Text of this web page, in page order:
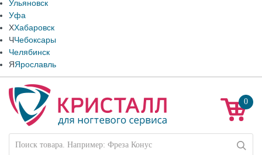
Ульяновск
Уфа
ХХабаровск
ЧЧебоксары
Челябинск
ЯЯрославль
0